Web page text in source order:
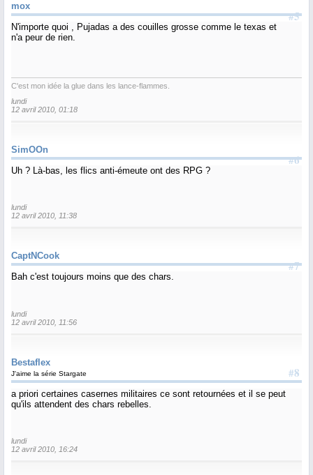
mox
#5
N'importe quoi , Pujadas a des couilles grosse comme le texas et
n'a peur de rien.
C'est mon idée la glue dans les lance-flammes.
lundi
12 avril 2010, 01:18
SimOOn
#6
Uh ? Là-bas, les flics anti-émeute ont des RPG ?
lundi
12 avril 2010, 11:38
CaptNCook
#7
Bah c'est toujours moins que des chars.
lundi
12 avril 2010, 11:56
Bestaflex
#8
J'aime la série Stargate
a priori certaines casernes militaires ce sont retournées et il se peut
qu'ils attendent des chars rebelles.
lundi
12 avril 2010, 16:24